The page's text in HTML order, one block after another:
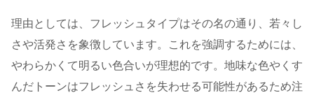
理由としては、フレッシュタイプはその名の通り、若々し
さや活発さを象徴しています。これを強調するためには、
やわらかくて明るい色合いが理想的です。地味な色やくす
んだトーンはフレッシュさを失わせる可能性があるため注